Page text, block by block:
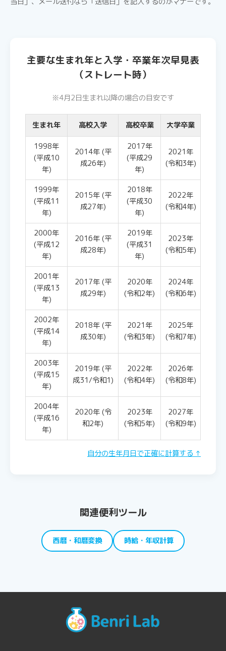
主要な生まれ年と入学・卒業年次早見表
（ストレート時）
※4月2日生まれ以降の場合の目安です
生まれ年 高校入学 高校卒業 大学卒業
1998年
(平成10
年)
2014年 (平
成26年)
2017年
(平成29
年)
2021年
(令和3年)
1999年
(平成11
年)
2015年 (平
成27年)
2018年
(平成30
年)
2022年
(令和4年)
2000年
(平成12
年)
2016年 (平
成28年)
2019年
(平成31
年)
2023年
(令和5年)
2001年
(平成13
年)
2017年 (平
成29年)
2020年
(令和2年)
2024年
(令和6年)
2002年
(平成14
年)
2018年 (平
成30年)
2021年
(令和3年)
2025年
(令和7年)
2003年
(平成15
年)
2019年 (平
成31/令和1)
2022年
(令和4年)
2026年
(令和8年)
2004年
(平成16
年)
2020年 (令
和2年)
2023年
(令和5年)
2027年
(令和9年)
自分の生年月日で正確に計算する ↑
関連便利ツール
西暦・和暦変換 時給・年収計算